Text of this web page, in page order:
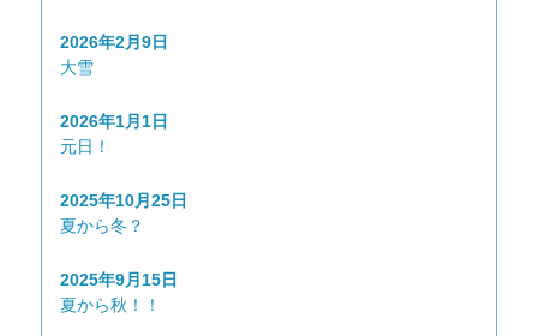
2026年2月9日
大雪
2026年1月1日
元日！
2025年10月25日
夏から冬？
2025年9月15日
夏から秋！！